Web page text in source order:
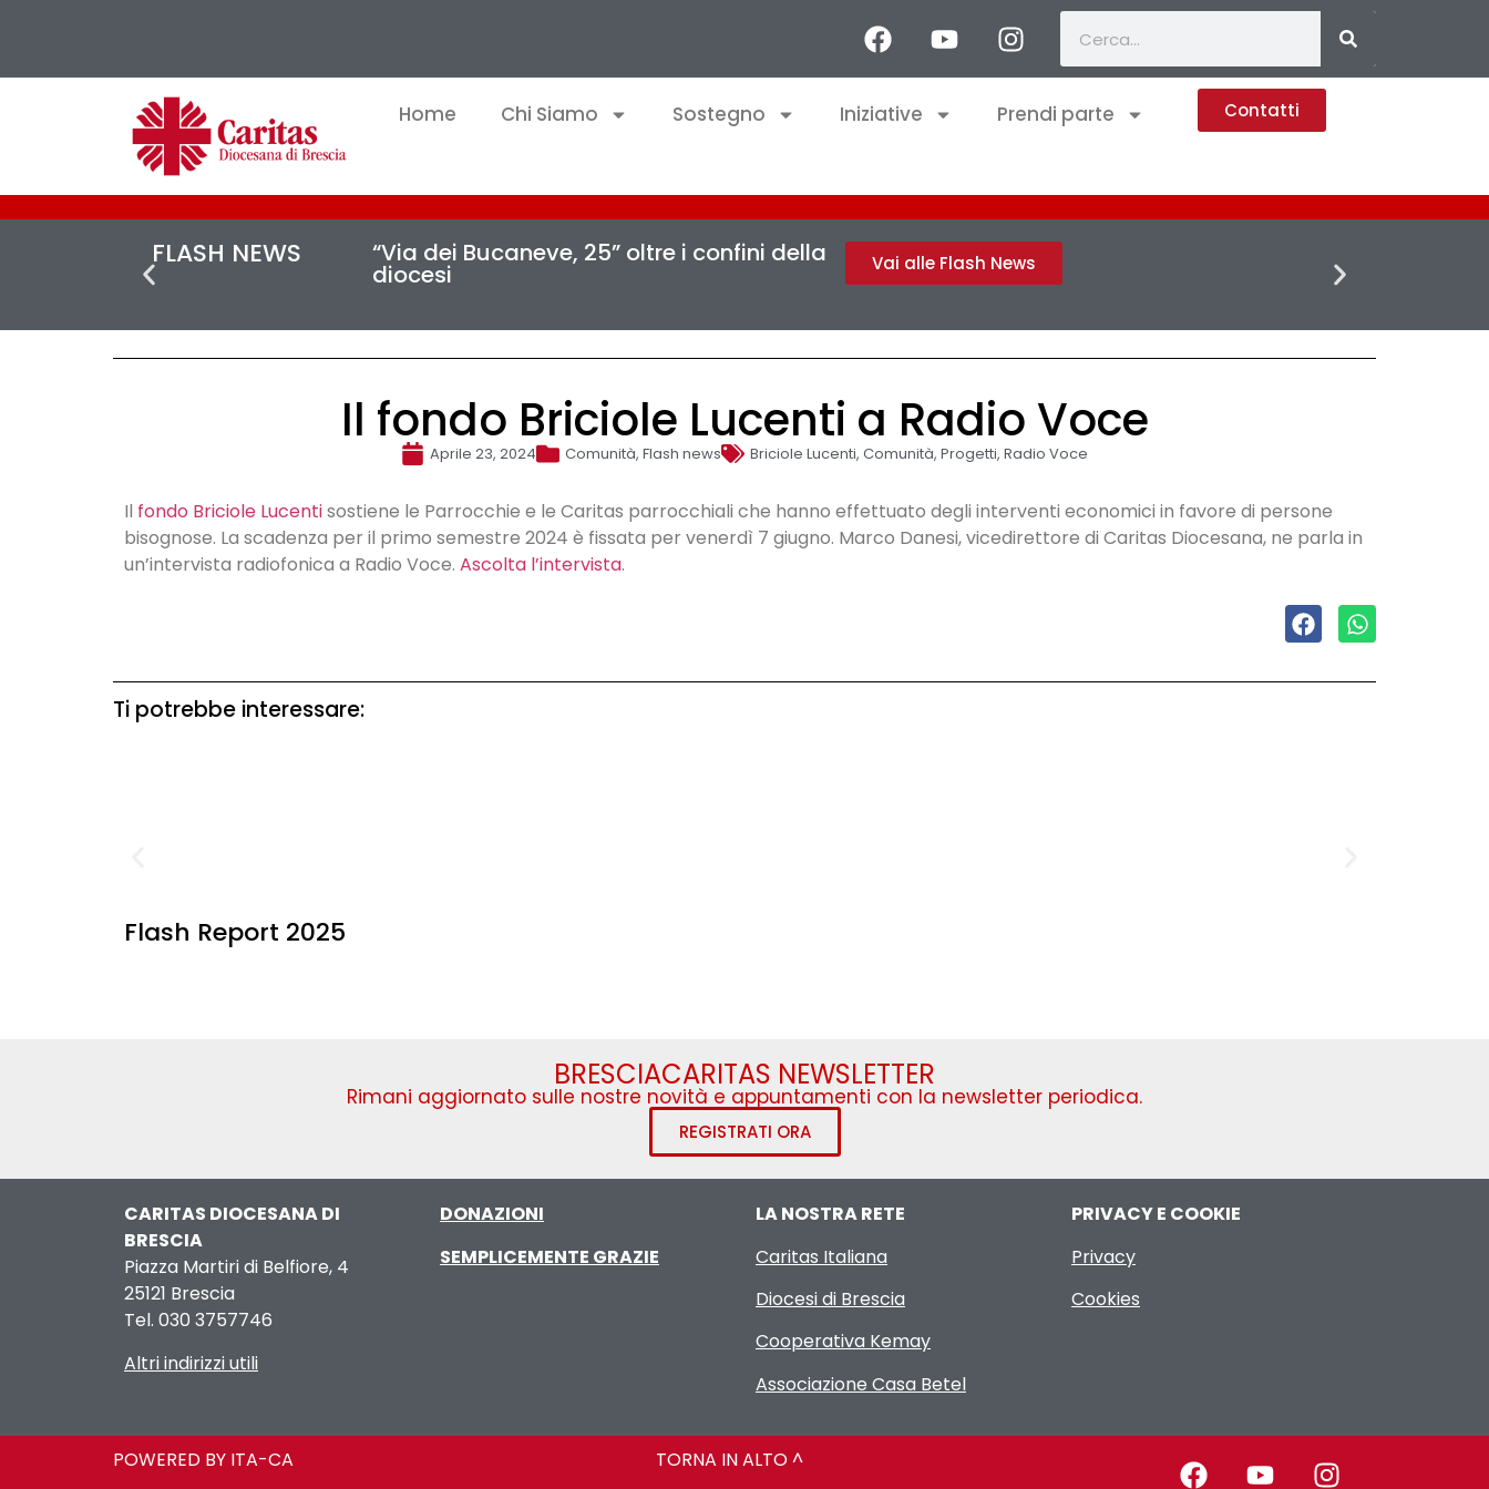
Home Chi Siamo Sostegno Iniziative Prendi parte Contatti
FLASH NEWS “Via dei Bucaneve, 25” oltre i confini della
diocesi Vai alle Flash News
Il fondo Briciole Lucenti a Radio Voce
Aprile 23, 2024 Comunità, Flash news Briciole Lucenti, Comunità, Progetti, Radio Voce
Il fondo Briciole Lucentisostiene le Parrocchie e le Caritas parrocchiali che hanno effettuato degli interventi economici in favore di persone
bisognose. La scadenza per il primo semestre 2024 è fissata per venerdì 7 giugno. Marco Danesi, vicedirettore di Caritas Diocesana, ne parla in
un’intervista radiofonica a Radio Voce. Ascolta l’intervista.
Ti potrebbe interessare:
Flash Report 2025
BRESCIACARITAS NEWSLETTER
Rimani aggiornato sulle nostre novità e appuntamenti con la newsletter periodica.
REGISTRATI ORA
CARITAS DIOCESANA DI
BRESCIA
Piazza Martiri di Belfiore, 4
25121 Brescia
Tel. 030 3757746
Altri indirizzi utili
DONAZIONI
SEMPLICEMENTE GRAZIE
LA NOSTRA RETE
Caritas Italiana
Diocesi di Brescia
Cooperativa Kemay
Associazione Casa Betel
PRIVACY E COOKIE
Privacy
Cookies
POWERED BY ITA-CA TORNA IN ALTO ^